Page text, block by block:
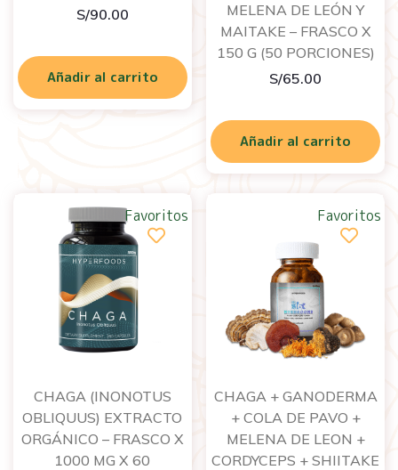
S/90.00
Añadir al carrito
MELENA DE LEÓN Y
MAITAKE – FRASCO X
150 G (50 PORCIONES)
S/65.00
Añadir al carrito
CHAGA (INONOTUS
OBLIQUUS) EXTRACTO
ORGÁNICO – FRASCO X
1000 MG X 60
Favoritos
CHAGA + GANODERMA
+ COLA DE PAVO +
MELENA DE LEON +
CORDYCEPS + SHIITAKE
Favoritos